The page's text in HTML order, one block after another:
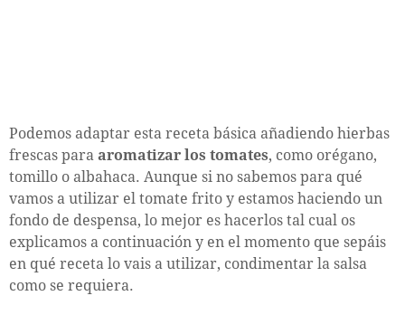
Podemos adaptar esta receta básica añadiendo hierbas
frescas para aromatizar los tomates, como orégano,
tomillo o albahaca. Aunque si no sabemos para qué
vamos a utilizar el tomate frito y estamos haciendo un
fondo de despensa, lo mejor es hacerlos tal cual os
explicamos a continuación y en el momento que sepáis
en qué receta lo vais a utilizar, condimentar la salsa
como se requiera.